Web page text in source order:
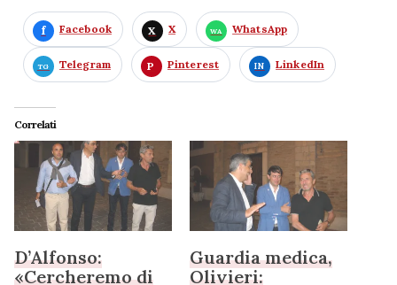
Facebook X WhatsApp
Telegram Pinterest LinkedIn
Correlati
D’Alfonso:
«Cercheremo di
Guardia medica,
Olivieri: